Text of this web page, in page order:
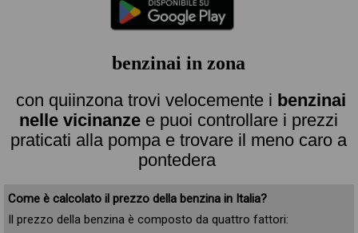
benzinai in zona
con quiinzona trovi velocemente i benzinai
nelle vicinanze e puoi controllare i prezzi
praticati alla pompa e trovare il meno caro a
pontedera
Come è calcolato il prezzo della benzina in Italia?
Il prezzo della benzina è composto da quattro fattori: